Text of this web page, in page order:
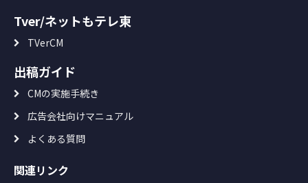
Tver/ネットもテレ東
TVerCM
出稿ガイド
CMの実施手続き
広告会社向けマニュアル
よくある質問
関連リンク